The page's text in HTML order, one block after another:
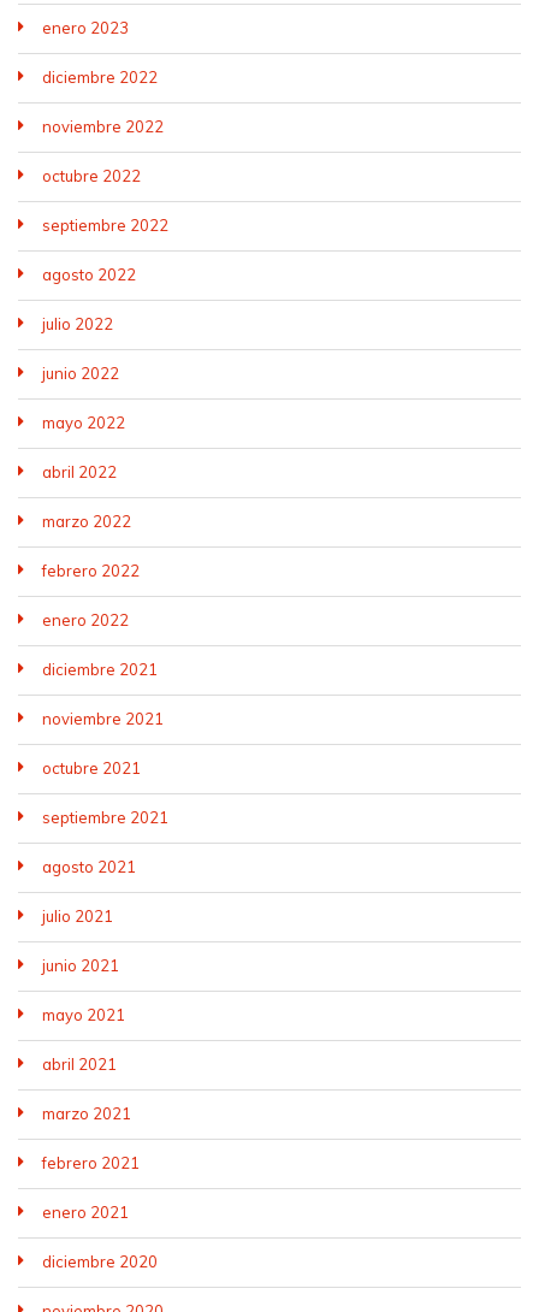
enero 2023
diciembre 2022
noviembre 2022
octubre 2022
septiembre 2022
agosto 2022
julio 2022
junio 2022
mayo 2022
abril 2022
marzo 2022
febrero 2022
enero 2022
diciembre 2021
noviembre 2021
octubre 2021
septiembre 2021
agosto 2021
julio 2021
junio 2021
mayo 2021
abril 2021
marzo 2021
febrero 2021
enero 2021
diciembre 2020